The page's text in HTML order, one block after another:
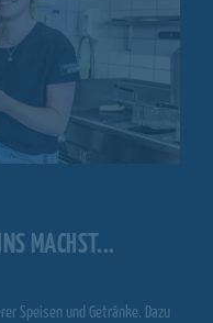
MACHST...
Speisen und Getränke. Dazu